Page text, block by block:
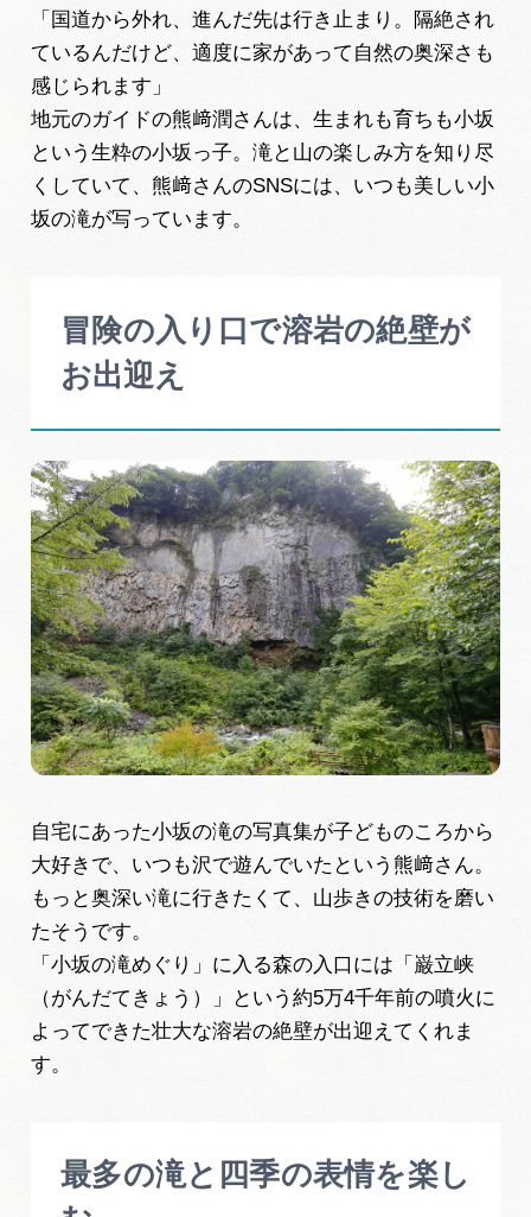
「国道から外れ、進んだ先は行き止まり。隔絶され
ているんだけど、適度に家があって自然の奥深さも
感じられます」
地元のガイドの熊﨑潤さんは、生まれも育ちも小坂
という生粋の小坂っ子。滝と山の楽しみ方を知り尽
くしていて、熊﨑さんのSNSには、いつも美しい小
坂の滝が写っています。
冒険の入り口で溶岩の絶壁が
お出迎え
自宅にあった小坂の滝の写真集が子どものころから
大好きで、いつも沢で遊んでいたという熊﨑さん。
もっと奥深い滝に行きたくて、山歩きの技術を磨い
たそうです。
「小坂の滝めぐり」に入る森の入口には「巌立峡
（がんだてきょう）」という約5万4千年前の噴火に
よってできた壮大な溶岩の絶壁が出迎えてくれま
す。
最多の滝と四季の表情を楽し